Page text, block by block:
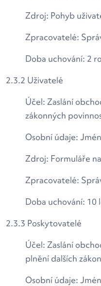
Zdroj: Pohyb
Zpracovatelé:
Doba uchování: 2
2.3.2 Uživatelé
Účel: Zaslání
zákonných
Osobní údaje:
Zdroj: Formuláře
Zpracovatelé:
Doba uchování: 10
2.3.3 Poskytovatelé
Účel: Zaslání
plnění dalších
Osobní údaje: